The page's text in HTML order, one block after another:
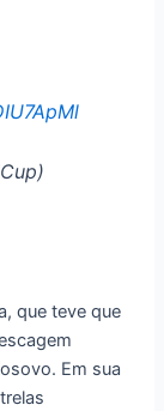
que teve que
Em sua